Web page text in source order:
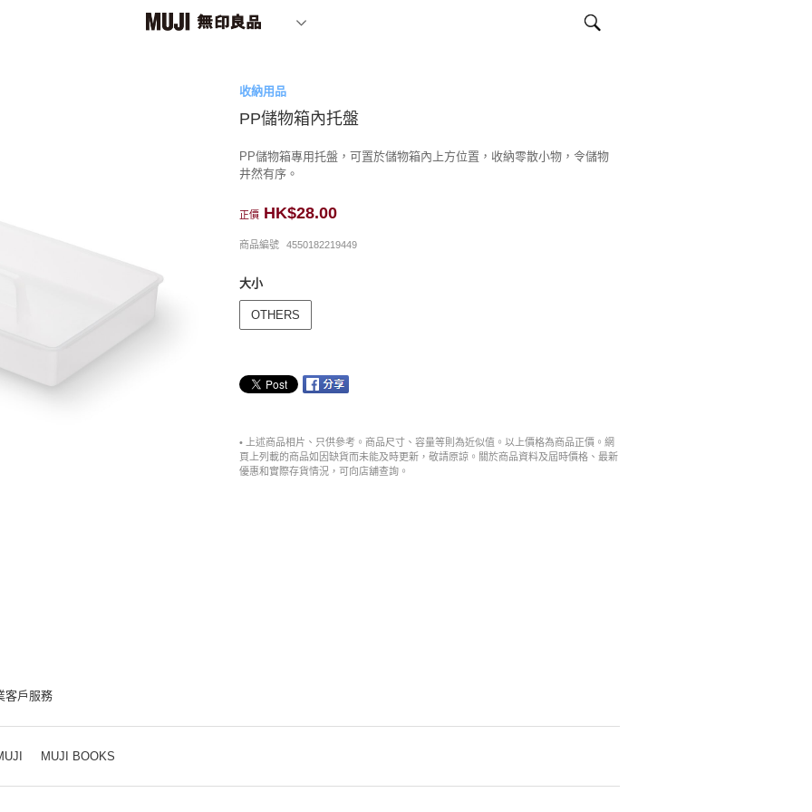
收納用品
PP儲物箱內托盤
PP儲物箱專用托盤，可置於儲物箱內上方位置，收納零散小物，令儲物
井然有序。
正價 HK$28.00
商品編號 4550182219449
大小
OTHERS
• 上述商品相片、只供參考。商品尺寸、容量等則為近似值。以上價格為商品正價。網
頁上列載的商品如因缺貨而未能及時更新，敬請原諒。關於商品資料及屆時價格、最新
優惠和實際存貨情況，可向店舖查詢。
客戶服務
MUJI BOOKS